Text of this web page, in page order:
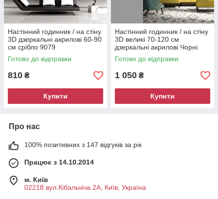
Настінний годинник / на стіну
3D дзеркальні акрилові 60-90
см срібло 9079
Готово до відправки
810 ₴
Купити
Настінний годинник / на стіну
3D великі 70-120 см
дзеркальні акрилові Чорні
9129
Готово до відправки
1 050 ₴
Купити
Про нас
100% позитивних з 147 відгуків за рік
Працює з 14.10.2014
м. Київ
02218 вул.Кібальчіча 2А, Київ, Україна